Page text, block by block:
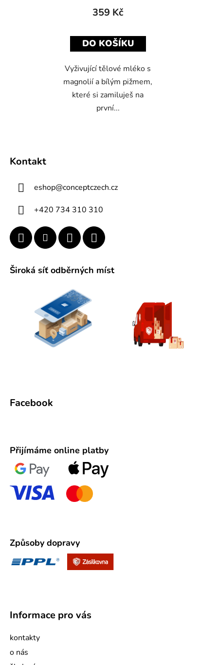
359 Kč
DO KOŠÍKU
Vyživující tělové mléko s
magnolií a bílým pižmem,
které si zamiluješ na
první...
Kontakt
eshop@conceptczech.cz
+420 734 310 310
Široká síť odběrných míst
Facebook
Přijímáme online platby
Způsoby dopravy
Informace pro vás
kontakty
o nás